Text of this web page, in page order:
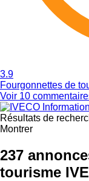
3.9
Fourgonnettes de
Voir 10
Résultats de
Montrer
237
tourisme